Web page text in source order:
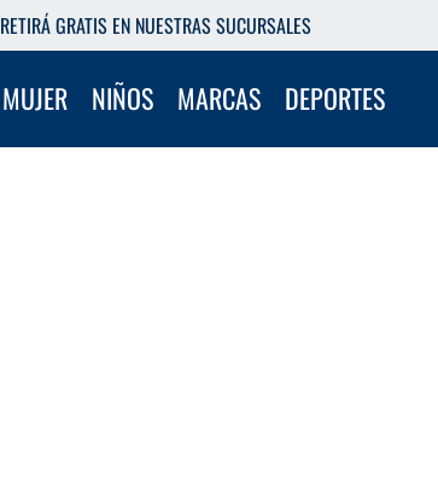
RETIRÁ GRATIS EN NUESTRAS SUCURSALES
MUJER NIÑOS MARCAS DEPORTES